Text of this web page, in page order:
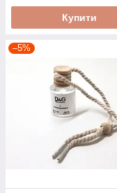
Купити
–5%